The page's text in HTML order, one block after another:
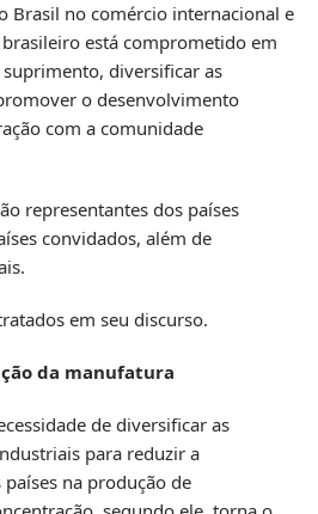
Brasil no comércio internacional e
está comprometido em
diversificar as
o desenvolvimento
com a comunidade
representantes dos países
convidados, além de
em seu discurso.
da manufatura
de diversificar as
para reduzir a
na produção de